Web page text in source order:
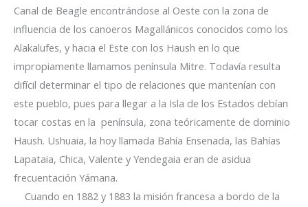
Canal de Beagle encontrándose al Oeste con la zona de
influencia de los canoeros Magallánicos conocidos como los
Alakalufes, y hacia el Este con los Haush en lo que
impropiamente llamamos península Mitre. Todavía resulta
difícil determinar el tipo de relaciones que mantenían con
este pueblo, pues para llegar a la Isla de los Estados debían
tocar costas en la península, zona teóricamente de dominio
Haush. Ushuaia, la hoy llamada Bahía Ensenada, las Bahías
Lapataia, Chica, Valente y Yendegaia eran de asidua
frecuentación Yámana.
Cuando en 1882 y 1883 la misión francesa a bordo de la